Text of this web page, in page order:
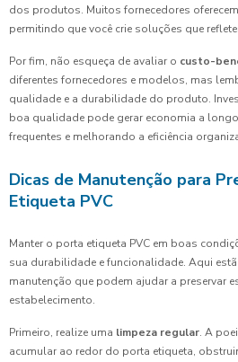
dos produtos. Muitos fornecedores
permitindo que você crie soluções que
Por fim, não esqueça de avaliar o custo-
diferentes fornecedores e modelos, mas
qualidade e a durabilidade do produto.
boa qualidade pode gerar economia a
frequentes e melhorando a eficiência
Dicas de Manutenção para
Etiqueta PVC
Manter o porta etiqueta PVC em boas
sua durabilidade e funcionalidade. Aqui
manutenção que podem ajudar a preservar
estabelecimento.
Primeiro, realize uma limpeza regular. A
acumular ao redor do porta etiqueta,